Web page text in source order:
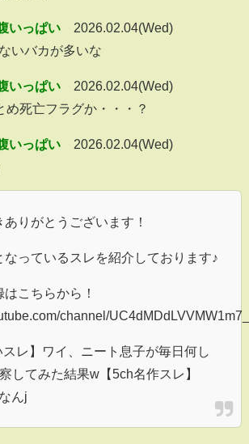
いっぱい
2026.02.04(Wed)
いバカが多いな
いっぱい
2026.02.04(Wed)
め死亡フラグか・・・？
いっぱい
2026.02.04(Wed)
ありがとうございます！
なっているスレを紹介しております♪
こちらから！
channel/
レ】ワイ、ニート息子が毎日何し
してみた結果w【5ch名作スレ】
んj